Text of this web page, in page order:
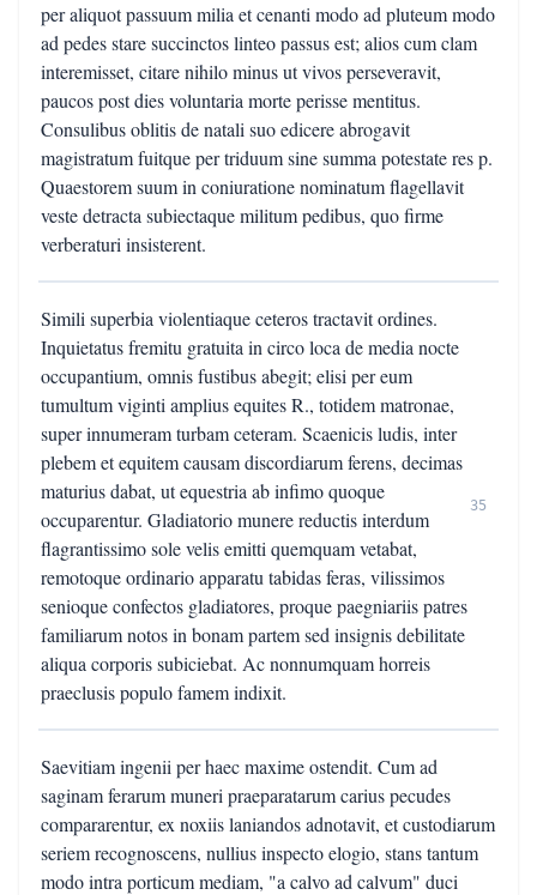
per aliquot passuum milia et cenanti modo ad pluteum modo
ad pedes stare succinctos linteo passus est; alios cum clam
interemisset, citare nihilo minus ut vivos perseveravit,
paucos post dies voluntaria morte perisse mentitus.
Consulibus oblitis de natali suo edicere abrogavit
magistratum fuitque per triduum sine summa potestate res p.
Quaestorem suum in coniuratione nominatum flagellavit
veste detracta subiectaque militum pedibus, quo firme
verberaturi insisterent.
Simili superbia violentiaque ceteros tractavit ordines.
Inquietatus fremitu gratuita in circo loca de media nocte
occupantium, omnis fustibus abegit; elisi per eum
tumultum viginti amplius equites R., totidem matronae,
super innumeram turbam ceteram. Scaenicis ludis, inter
plebem et equitem causam discordiarum ferens, decimas
maturius dabat, ut equestria ab infimo quoque
occuparentur. Gladiatorio munere reductis interdum
flagrantissimo sole velis emitti quemquam vetabat,
remotoque ordinario apparatu tabidas feras, vilissimos
senioque confectos gladiatores, proque paegniariis patres
familiarum notos in bonam partem sed insignis debilitate
aliqua corporis subiciebat. Ac nonnumquam horreis
praeclusis populo famem indixit.
35
Saevitiam ingenii per haec maxime ostendit. Cum ad
saginam ferarum muneri praeparatarum carius pecudes
compararentur, ex noxiis laniandos adnotavit, et custodiarum
seriem recognoscens, nullius inspecto elogio, stans tantum
modo intra porticum mediam, "a calvo ad calvum" duci